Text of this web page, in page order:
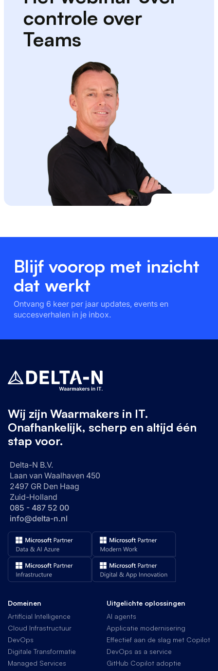
controle over
Teams
Blijf voorop met inzicht
dat werkt
Ontvang 6 keer per jaar updates, events en
succesverhalen in je inbox.
Wij zijn Waarmakers in IT.
Onafhankelijk, scherp en altijd één
stap voor.
Delta-N B.V.
Laan van Waalhaven 450
2497 GR Den Haag
Zuid-Holland
085 - 487 52 00
info@delta-n.nl
Domeinen
Artificial Intelligence
Cloud Infrastructuur
DevOps
Digitale Transformatie
Managed Services
Uitgelichte oplossingen
AI agents
Applicatie modernisering
Effectief aan de slag met Copilot
DevOps as a service
GitHub Copilot adoptie